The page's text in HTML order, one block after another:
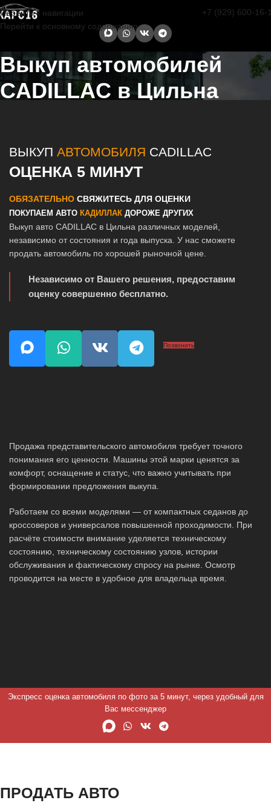
Перейти к навигации
Перейти к основному содержанию
+7 (929) 600-16-
Выкуп автомобилей
CADILLAC в Цильна
ВЫКУП АВТОМОБИЛЯ CADILLAC
ОЦЕНКА 5 МИНУТ
ОБЯЗАТЕЛЬНО СВЯЖИТЕСЬ ДЛЯ ОЦЕНКИ
ПОКУПАЕМ АВТО КАДИЛЛАК ДОРОЖЕ ДРУГИХ
Выкуп авто CADILLAC в Цильна различных моделей,
независимо от состояния и года выпуска. У нас сможете
продать автомобиль по хорошей рыночной цене.
Независимо от Вашего решения, предоставим
оценку совершенно бесплатно.
Позвонить
Продажа представительского автомобиля требует точного
понимания его ценности. Машины этой марки ценятся за
комфорт, оснащение и статус, что важно учитывать при
формировании предложения выкупа.
Работаем со всеми моделями — от компактных седанов до
кроссоверов и универсалов повышенной проходимости. При
расчёте стоимости внимание уделяется техническому
состоянию, техническому состоянию узлов, истории
обслуживания и фактическому спросу на рынке. Осмотр
проводится на месте в удобное для владельца время.
Экспресс оценка автомобиля по фото за 5 минут, через удобный для
Вас мессенджер
ПРОДАТЬ АВТО